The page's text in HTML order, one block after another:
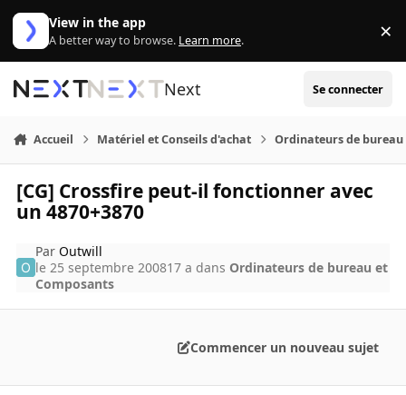
Aller au contenu
View in the app
A better way to browse. Learn more. ×
Next Se connecter
Accueil Matériel et Conseils d'achat Ordinateurs de bureau
[CG] Crossfire peut-il fonctionner avec
un 4870+3870
ParOutwill
le 25 septembre 200817 a dans Ordinateurs de bureau et
Composants
Commencer un nouveau sujet